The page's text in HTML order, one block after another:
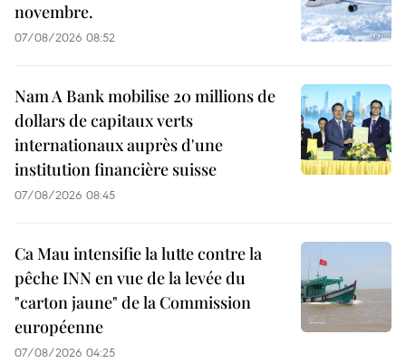
novembre.
07/08/2026 08:52
Nam A Bank mobilise 20 millions de
dollars de capitaux verts
internationaux auprès d'une
institution financière suisse
07/08/2026 08:45
Ca Mau intensifie la lutte contre la
pêche INN en vue de la levée du
"carton jaune" de la Commission
européenne
07/08/2026 04:25